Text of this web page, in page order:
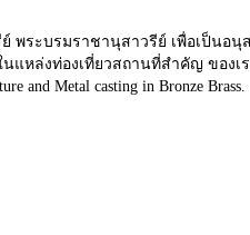
พระบรมราชานุสาวรีย์ เพื่อเป็นอ
ท่องเที่ยวสถานที่สำคัญ ของเรา
and Metal casting in Bronze Brass.